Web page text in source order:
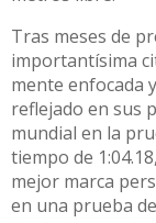
Tras meses de
importantísima
mente enfocada
reflejado en sus
mundial en la
tiempo de
mejor marca
en una prueba